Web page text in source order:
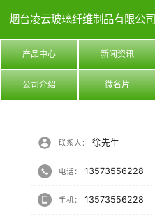
烟台凌云玻璃纤维制品有限公司
产品中心 新闻资讯
公司介绍 微名片
联系人： 徐先生
电话： 13573556228
手机： 13573556228